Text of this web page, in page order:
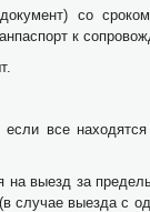
документ) со
к
все
на выезд за
случае выезда с